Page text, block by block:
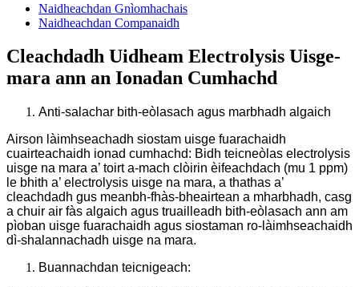
Naidheachdan Gnìomhachais
Naidheachdan Companaidh
Cleachdadh Uidheam Electrolysis Uisge-
mara ann an Ionadan Cumhachd
Anti-salachar bith-eòlasach agus marbhadh algaich
Airson làimhseachadh siostam uisge fuarachaidh
cuairteachaidh ionad cumhachd: Bidh teicneòlas electrolysis
uisge na mara a’ toirt a-mach clòirin èifeachdach (mu 1 ppm)
le bhith a’ electrolysis uisge na mara, a thathas a’
cleachdadh gus meanbh-fhàs-bheairtean a mharbhadh, casg
a chuir air fàs algaich agus truailleadh bith-eòlasach ann am
pìoban uisge fuarachaidh agus siostaman ro-làimhseachaidh
dì-shalannachadh uisge na mara.
Buannachdan teicnigeach: